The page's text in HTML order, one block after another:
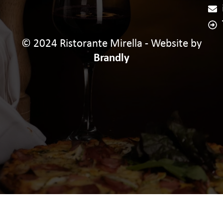
© 2024 Ristorante Mirella - Website by
Brandly